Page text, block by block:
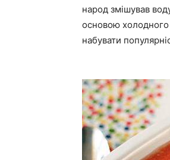
народ змішував
основою холодного
набувати